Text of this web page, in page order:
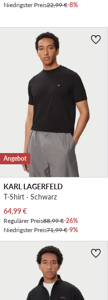
Niedrigster Preis22,99 €-8%
Angebot
KARL LAGERFELD
T-Shirt · Schwarz
Aktueller Preis
64,99€
Regulärer Preis88,99 €-26%
Niedrigster Preis71,99 €-9%